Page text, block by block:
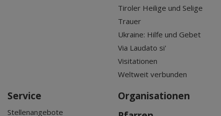
Tiroler Heilige und Selige
Trauer
Ukraine: Hilfe und Gebet
Via Laudato si'
Visitationen
Weltweit verbunden
Service
Stellenangebote
Organisationen